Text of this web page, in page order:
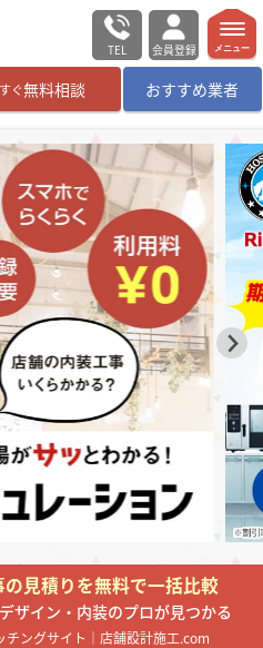
TEL 会員登録
ぐ無料相談 おすすめ業者
ログイン／会員登録
す
探す
ー
工会社様へ
検討中の方へ
メニュー
見積りを無料で一括比較
ザイン・内装のプロが見つかる
ングサイト｜店舗設計施工.com